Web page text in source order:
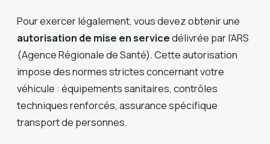
Pour exercer légalement, vous devez obtenir une
autorisation de mise en servicedélivrée par l’ARS
(Agence Régionale de Santé). Cette autorisation
impose des normes strictes concernant votre
véhicule : équipements sanitaires, contrôles
techniques renforcés, assurance spécifique
transport de personnes.